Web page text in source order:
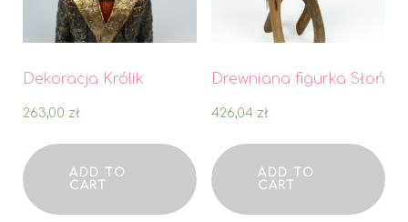
Dekoracja Królik
263,00 zł
ADD TO
CART
Drewniana figurka Słoń
426,04 zł
ADD TO
CART